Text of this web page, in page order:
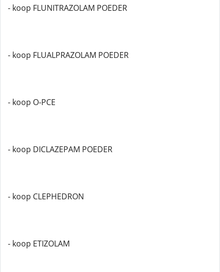
- koop FLUNITRAZOLAM POEDER
- koop FLUALPRAZOLAM POEDER
- koop O-PCE
- koop DICLAZEPAM POEDER
- koop CLEPHEDRON
- koop ETIZOLAM